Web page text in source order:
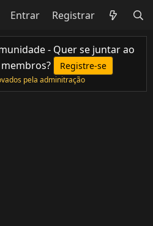
Entrar Registrar
- Quer se juntar ao
Registre-se
pela adminitração